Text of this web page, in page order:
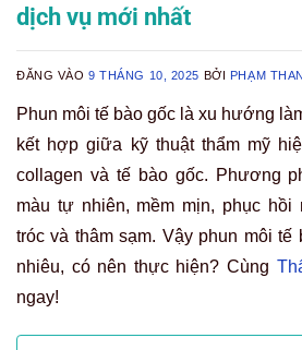
dịch vụ mới nhất
ĐĂNG VÀO9 THÁNG 10, 2025 BỞI PHẠM
Phun môi tế bào gốc là xu hướng
kết hợp giữa kỹ thuật thẩm mỹ
collagen và tế bào gốc. Phương
màu tự nhiên, mềm mịn, phục hồi
tróc và thâm sạm. Vậy phun môi
nhiêu, có nên thực hiện? Cùng
ngay!